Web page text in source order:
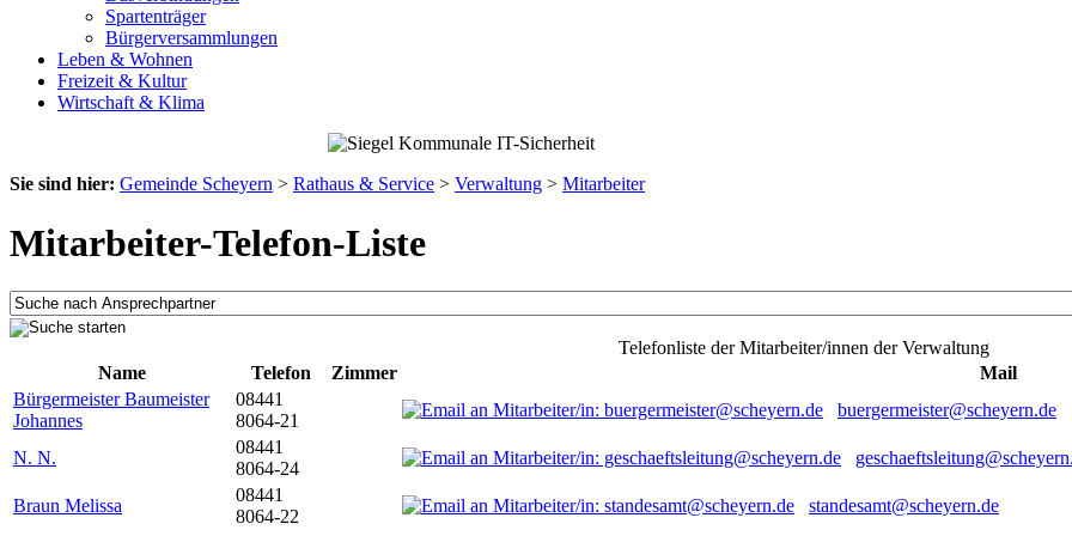
Spartenträger
Bürgerversammlungen
Leben & Wohnen
Freizeit & Kultur
Wirtschaft & Klima
Sie sind hier: Gemeinde Scheyern > Rathaus & Service > Verwaltung > Mitarbeiter
Mitarbeiter-Telefon-Liste
Telefonliste der Mitarbeiter/innen der Verwaltung
Name
Telefon Zimmer
Mail
Bürgermeister Baumeister
Johannes
08441
8064-21
buergermeister@scheyern.de
N. N.
08441
8064-24
Braun Melissa
08441
8064-22
standesamt@scheyern.de